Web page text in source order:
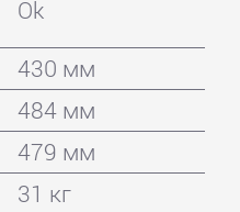
Ok
430 мм
484 мм
479 мм
31 кг